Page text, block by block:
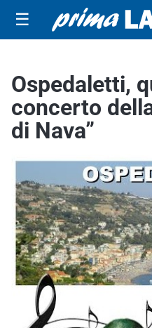
☰
Ospedaletti,
concerto
di Nava”